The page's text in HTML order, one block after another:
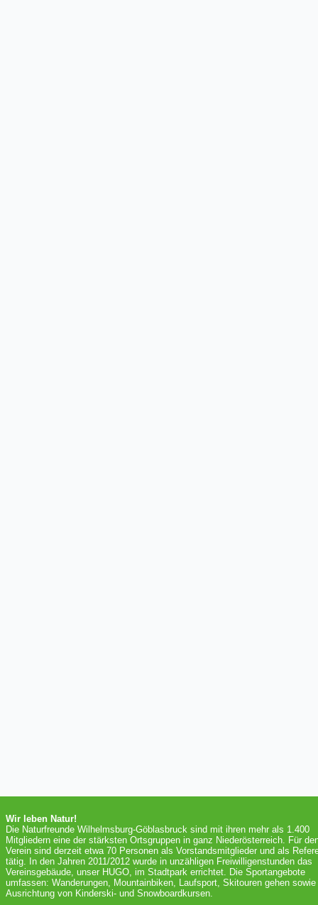
Wir leben Natur!
Die Naturfreunde Wilhelmsburg-Göblasbruck sind mit ihren mehr als 1.400
Mitgliedern eine der stärksten Ortsgruppen in ganz Niederösterreich. Für
Verein sind derzeit etwa 70 Personen als Vorstandsmitglieder und als
tätig. In den Jahren 2011/2012 wurde in unzähligen Freiwilligenstunden das
Vereinsgebäude, unser HUGO, im Stadtpark errichtet. Die Sportangebote
umfassen: Wanderungen, Mountainbiken, Laufsport, Skitouren gehen sowie
Ausrichtung von Kinderski- und Snowboardkursen.